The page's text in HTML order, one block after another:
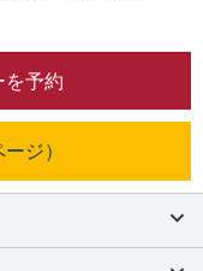
を予約
ジ）